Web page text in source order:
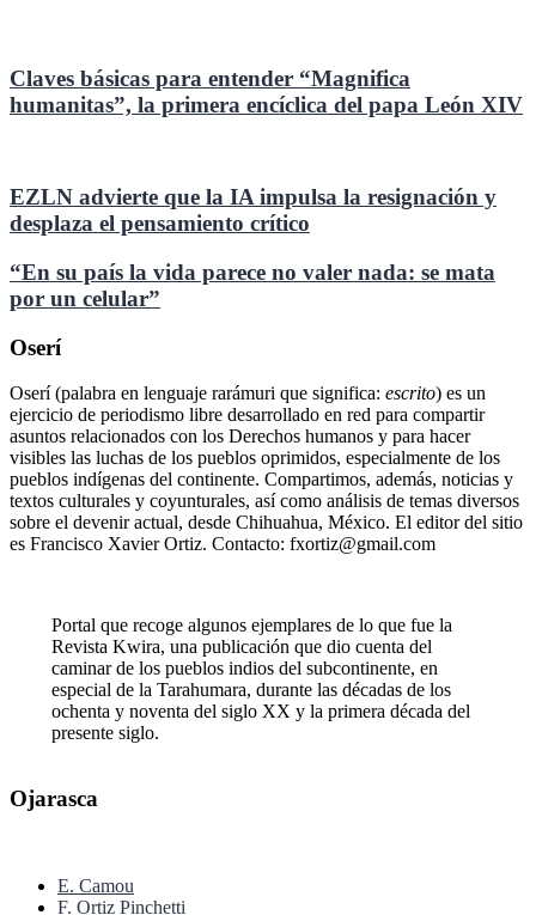
Claves básicas para entender “Magnifica
humanitas”, la primera encíclica del papa León XIV
EZLN advierte que la IA impulsa la resignación y
desplaza el pensamiento crítico
“En su país la vida parece no valer nada: se mata
por un celular”
Oserí
Oserí (palabra en lenguaje rarámuri que significa: escrito) es un
ejercicio de periodismo libre desarrollado en red para compartir
asuntos relacionados con los Derechos humanos y para hacer
visibles las luchas de los pueblos oprimidos, especialmente de los
pueblos indígenas del continente. Compartimos, además, noticias y
textos culturales y coyunturales, así como análisis de temas diversos
sobre el devenir actual, desde Chihuahua, México. El editor del sitio
es Francisco Xavier Ortiz. Contacto: fxortiz@gmail.com
Portal que recoge algunos ejemplares de lo que fue la
Revista Kwira, una publicación que dio cuenta del
caminar de los pueblos indios del subcontinente, en
especial de la Tarahumara, durante las décadas de los
ochenta y noventa del siglo XX y la primera década del
presente siglo.
Ojarasca
E. Camou
F. Ortiz Pinchetti